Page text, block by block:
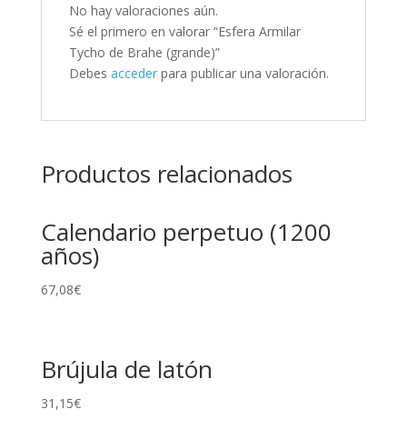
No hay valoraciones aún.
Sé el primero en valorar “Esfera Armilar
Tycho de Brahe (grande)”
Debes accederpara publicar una valoración.
Productos relacionados
Calendario perpetuo (1200
años)
67,08€
Brújula de latón
31,15€